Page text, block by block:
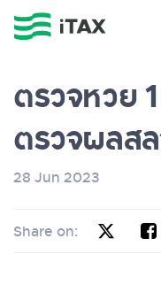
ตรวจหวย
ตรวจผลส
28 Jun 2023
Share on: